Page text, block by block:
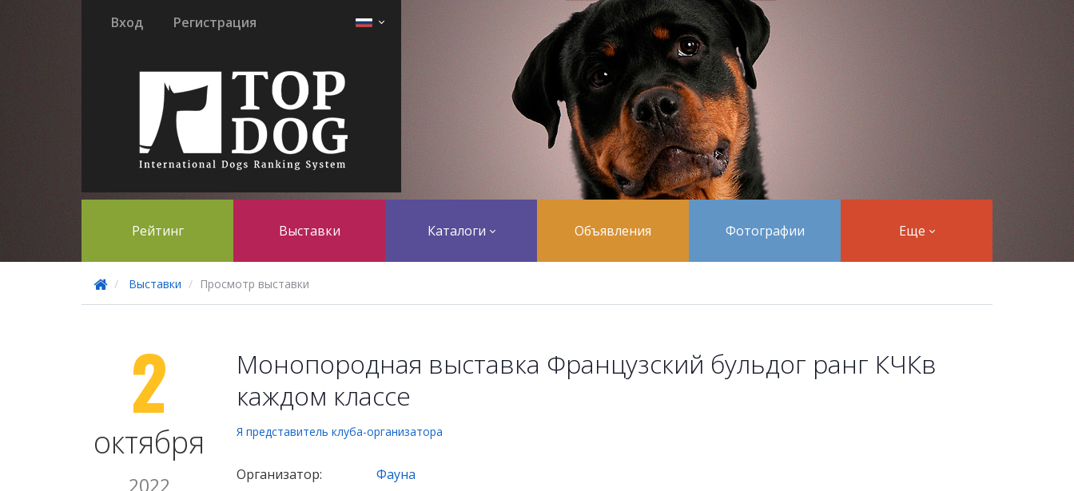
Вход Регистрация
Рейтинг Выставки Каталоги Объявления Фотографии Еще
Выставки Просмотр выставки
2
октября
2022
Монопородная выставка Французский бульдог ранг КЧКв
каждом классе
Я представитель клуба-организатора
Организатор:
Фауна